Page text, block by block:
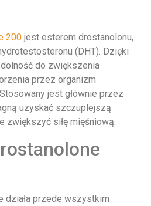
200 jest esterem drostanolonu,
(DHT). Dzięki
do zwiększenia
przez organizm
jest głównie przez
uzyskać szczuplejszą
zwiększyć siłę mięśniową.
działa przede wszystkim